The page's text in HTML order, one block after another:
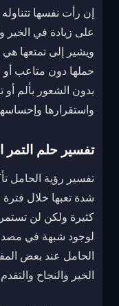
إن رأت نفسها
على زيادة في الخير
ويشير إلى تمتعها
حملها دون متاعب أو
بدون الشعور بألم
واستقرارها
تفسير حلم التمر
تفسير رؤية الحامل
شدة تعبها خلال
كثيرة ولكن لن
لوجود شبهة في
الحامل عند بعض
الخير والنجاح